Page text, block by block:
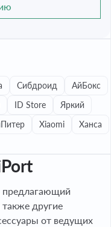
Сибдроид
АйБокс
ID Store
Яркий
Xiaomi
Ханса
предлагающий
другие
от ведущих